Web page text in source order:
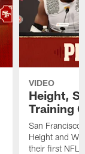
VIDEO
Height,
Training
San Francisco
Height and
their first NFL